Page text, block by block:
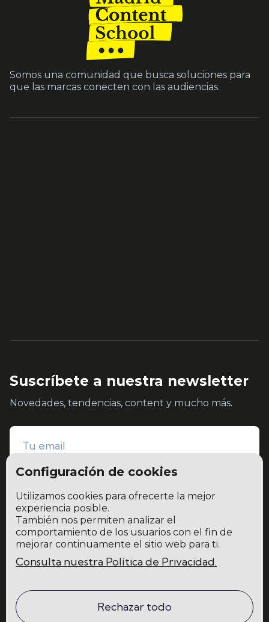
Somos una comunidad que busca soluciones para
que las marcas conecten con las audiencias.
Suscríbete a nuestra newsletter
Novedades, tendencias, content y mucho más.
He leído y acepto lapolítica de privacidad y protección de datos
La escuela
Configuración de cookies
Utilizamos cookies para ofrecerte la mejor
experiencia posible.
También nos permiten analizar el
comportamiento de los usuarios con el fin de
mejorar continuamente el sitio web para ti.
Consulta nuestra Política de Privacidad.
Rechazar todo